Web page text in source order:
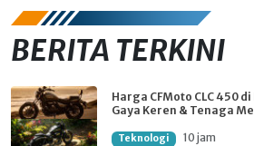
BERITA TERKINI
Harga CFMoto CLC 450
Gaya Keren & Tenaga
Teknologi 10 jam